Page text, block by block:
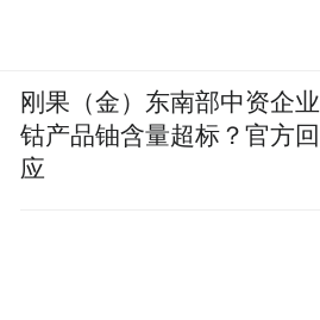
刚果（金）东南部中资企业
钴产品铀含量超标？官方回
应